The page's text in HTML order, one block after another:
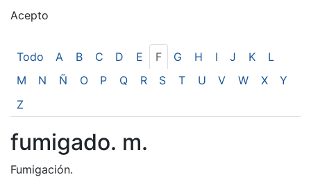
Acepto
Esto nos ayuda a recolectar estadísticas de las visitas.
Todo A B C D E F G H I J K
L
M
N Ñ O P Q R S T U V W X
Y
Z
fumigado. m.
Fumigación.